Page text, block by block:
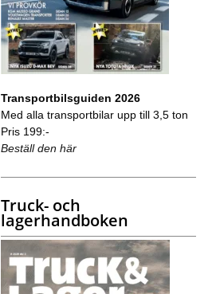
Transportbilsguiden 2026
Med alla transportbilar upp till 3,5 ton
Pris 199:-
Beställ den här
Truck- och
lagerhandboken